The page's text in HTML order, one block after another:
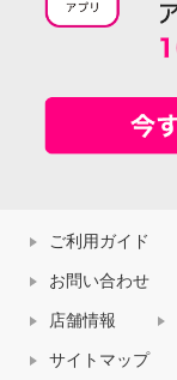
ご利用ガイド
お問い合わせ
店舗情報
サイトマップ